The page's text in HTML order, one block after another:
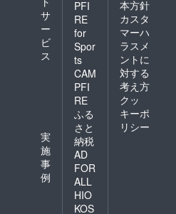
サ
ー
ビ
ス
実
施
事
例
PFI
RE
for
Spor
ts
CAM
PFI
RE
ふる
さと
納税
AD
FOR
ALL
HIO
KOS
本方針
カスタ
マーハ
ラスメ
ントに
対する
考え方
クッ
キーポ
リシー